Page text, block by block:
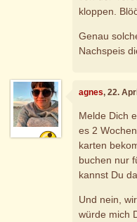
kloppen.
Genau
Nachspeis
agnes, 22.
Melde Dich
es 2
karten
buchen nur
kannst Du
Und nein,
würde mich